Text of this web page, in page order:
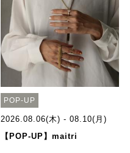
POP-UP
2026.08.06(木) - 08.10(月)
【POP-UP】maitri